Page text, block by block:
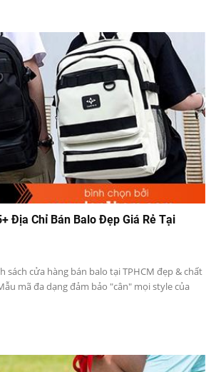
Địa Chỉ Bán Balo Đẹp Giá Rẻ Tại
sách cửa hàng bán balo tại TPHCM đẹp & chất
mã đa dạng đảm bảo "cân" mọi style của